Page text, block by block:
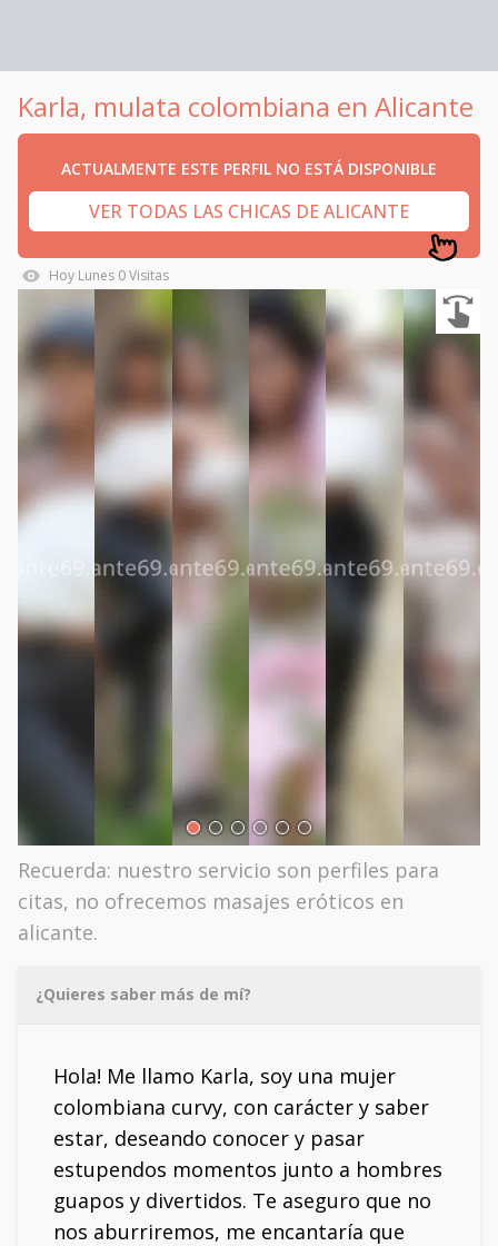
Karla, mulata colombiana en Alicante
ACTUALMENTE ESTE PERFIL NO ESTÁ DISPONIBLE
VER TODAS LAS CHICAS DE ALICANTE
Hoy Lunes 0Visitas
Recuerda: nuestro servicio son perfiles para
citas, no ofrecemos masajes eróticos en
alicante.
¿Quieres saber más de mí?
Hola! Me llamo Karla, soy una mujer
colombiana curvy, con carácter y saber
estar, deseando conocer y pasar
estupendos momentos junto a hombres
guapos y divertidos. Te aseguro que no
nos aburriremos, me encantaría que